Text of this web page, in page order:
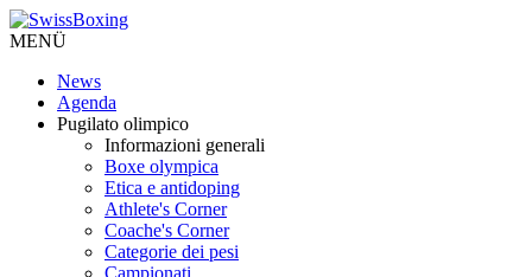
MENÜ
News
Agenda
Pugilato olimpico
Informazioni generali
Boxe olympica
Etica e antidoping
Athlete's Corner
Coache's Corner
Categorie dei pesi
Campionati